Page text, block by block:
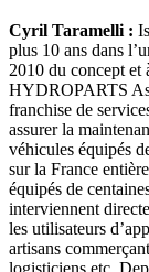
Cyril Taramelli :
plus 10 ans dans
2010 du concept et
HYDROPARTS
franchise de
assurer la
véhicules équipés
sur la France
équipés de
interviennent
les utilisateurs
artisans